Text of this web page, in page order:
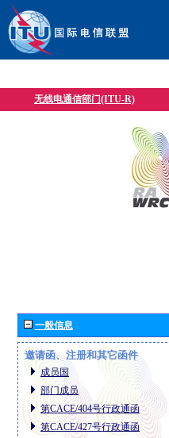
无线电通信部门(ITU-R)
一般信息
邀请函、注册和其它函件
成员国
部门成员
第CACE/404号行政通函
第CACE/427号行政通函